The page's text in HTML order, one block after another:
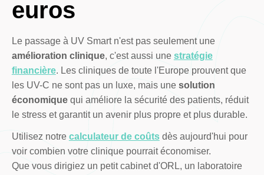
euros
Le passage à UV Smart n'est pas seulement une
amélioration clinique, c'est aussi une stratégie
financière. Les cliniques de toute l'Europe prouvent que
les UV-C ne sont pas un luxe, mais une solution
économiquequi améliore la sécurité des patients, réduit
le stress et garantit un avenir plus propre et plus durable.
Utilisez notre calculateur de coûtsdès aujourd'hui pour
voir combien votre clinique pourrait économiser.
Que vous dirigiez un petit cabinet d'ORL, un laboratoire